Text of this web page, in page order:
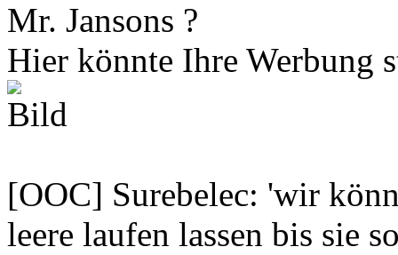
Mr. Jansons ?
Hier könnte Ihre Werbung
[OOC] Surebelec: 'wir
leere laufen lassen bis sie